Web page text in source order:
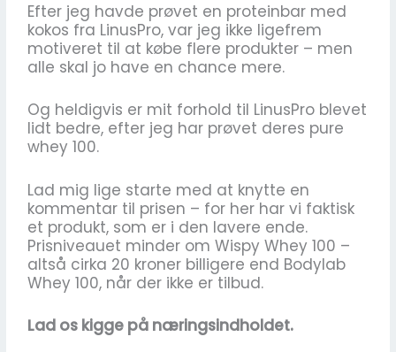
Efter jeg havde prøvet en proteinbar med
kokos fra LinusPro, var jeg ikke ligefrem
motiveret til at købe flere produkter – men
alle skal jo have en chance mere.
Og heldigvis er mit forhold til LinusPro blevet
lidt bedre, efter jeg har prøvet deres pure
whey 100.
Lad mig lige starte med at knytte en
kommentar til prisen – for her har vi faktisk
et produkt, som er i den lavere ende.
Prisniveauet minder om Wispy Whey 100 –
altså cirka 20 kroner billigere end Bodylab
Whey 100, når der ikke er tilbud.
Lad os kigge på næringsindholdet.